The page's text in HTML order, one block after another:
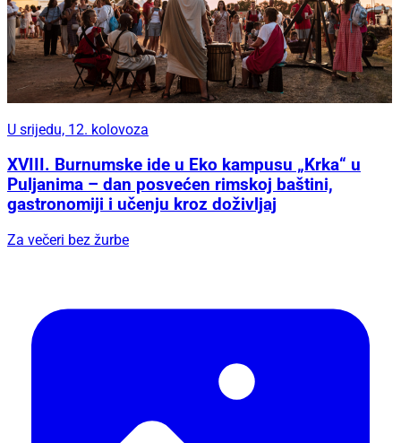
U srijedu, 12. kolovoza
XVIII. Burnumske ide u Eko kampusu „Krka“ u
Puljanima – dan posvećen rimskoj baštini,
gastronomiji i učenju kroz doživljaj
Za večeri bez žurbe